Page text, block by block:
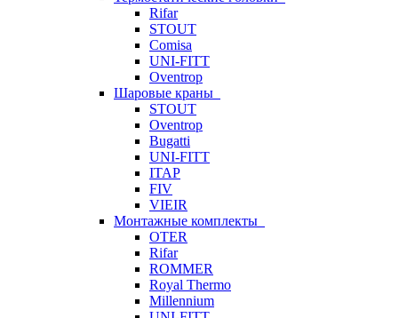
Rifar
STOUT
Comisa
UNI-FITT
Oventrop
Шаровые краны
STOUT
Oventrop
Bugatti
UNI-FITT
ITAP
FIV
VIEIR
Монтажные комплекты
OTER
Rifar
ROMMER
Royal Thermo
Millennium